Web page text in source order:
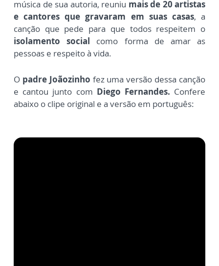
música de sua autoria, reuniu mais de 20 artistas
e cantores que gravaram em suas casas, a
canção que pede para que todos respeitem o
isolamento social como forma de amar as
pessoas e respeito à vida.
O padre Joãozinho fez uma versão dessa canção
e cantou junto com Diego Fernandes. Confere
abaixo o clipe original e a versão em português: